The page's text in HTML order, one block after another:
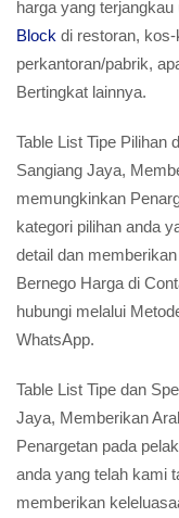
harga yang
Block di restoran,
perkantoran/pabrik,
Bertingkat lainnya.
Table List Tipe Pilihan
Sangiang Jaya,
memungkinkan
kategori pilihan anda
detail dan
Bernego Harga di
hubungi melalui
WhatsApp.
Table List Tipe dan
Jaya, Memberikan
Penargetan pada
anda yang telah kami
memberikan